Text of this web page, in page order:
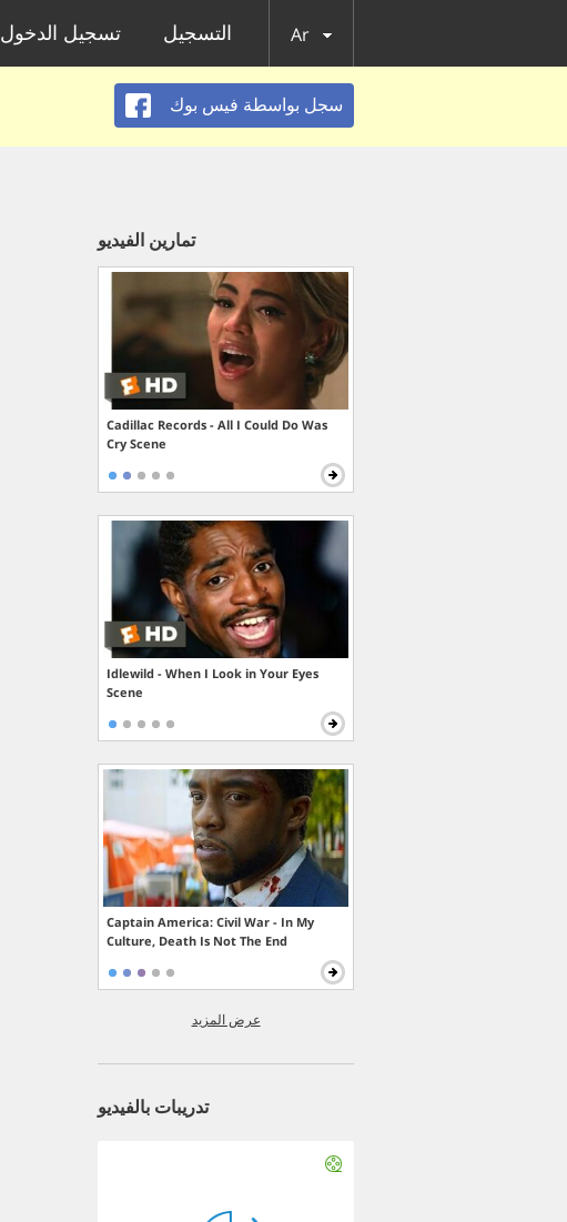
تسجيل الدخول التسجيل Ar
سجل بواسطة فيس بوك
تمارين الفيديو
Cadillac Records - All I Could Do Was
Cry Scene
Idlewild - When I Look in Your Eyes
Scene
Captain America: Civil War - In My
Culture, Death Is Not The End
عرض المزيد
تدريبات بالفيديو